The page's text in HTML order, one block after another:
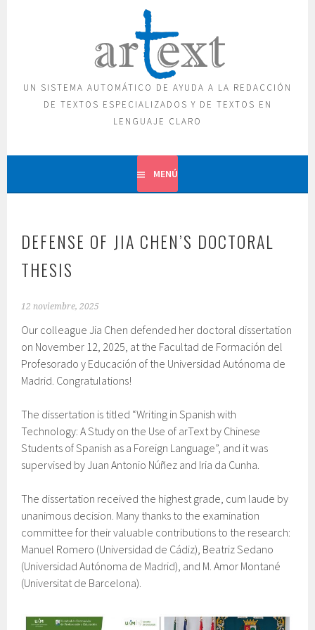
UN SISTEMA AUTOMÁTICO DE AYUDA A LA REDACCIÓN
DE TEXTOS ESPECIALIZADOS Y DE TEXTOS EN
LENGUAJE CLARO
MENÚ
DEFENSE OF JIA CHEN’S DOCTORAL
THESIS
12 noviembre, 2025
Our colleague Jia Chen defended her doctoral dissertation
on November 12, 2025, at the Facultad de Formación del
Profesorado y Educación of the Universidad Autónoma de
Madrid. Congratulations!
The dissertation is titled “Writing in Spanish with
Technology: A Study on the Use of arText by Chinese
Students of Spanish as a Foreign Language”, and it was
supervised by Juan Antonio Núñez and Iria da Cunha.
The dissertation received the highest grade, cum laude by
unanimous decision. Many thanks to the examination
committee for their valuable contributions to the research:
Manuel Romero (Universidad de Cádiz), Beatriz Sedano
(Universidad Autónoma de Madrid), and M. Amor Montané
(Universitat de Barcelona).